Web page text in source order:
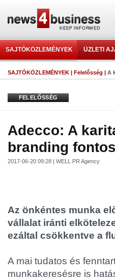
SAJTÓKÖZLEMÉNYEK ÜZLETI
SAJTÓKÖZLEMÉNYEK | Felelősség | A
FELELŐSSÉG
Adecco: A
branding
2017-06-20 09:28 | WELL PR Agency
Az önkéntes munka
vállalat iránti
ezáltal csökkentve a
A mai tudatos és
munkakeresésre is